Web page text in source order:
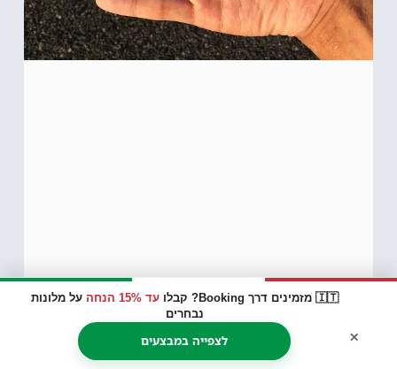
🇮🇹 מזמינים דרך Booking? קבלו עד 15% הנחה
על מלונות
נבחרים
לצפייה במבצעים ×
ורונה (Verona) מדריך למטיילים –
אתרי תיירות, דרכי הגעה והתניידות,
אטרקציות, קולינריה, רחובות